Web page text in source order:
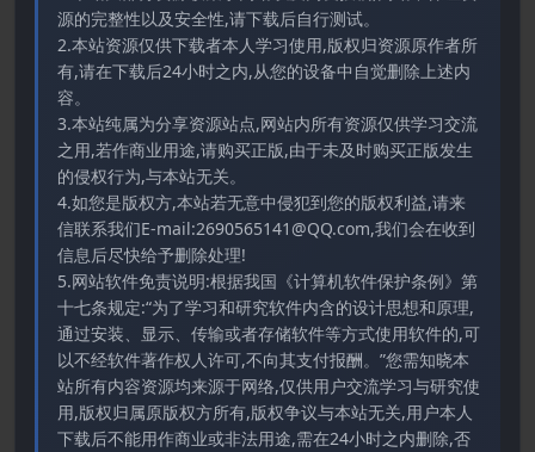
源的完整性以及安全性,请下载后自行测试。
2.本站资源仅供下载者本人学习使用,版权归资源原作者所
有,请在下载后24小时之内,从您的设备中自觉删除上述内
容。
3.本站纯属为分享资源站点,网站内所有资源仅供学习交流
之用,若作商业用途,请购买正版,由于未及时购买正版发生
的侵权行为,与本站无关。
4.如您是版权方,本站若无意中侵犯到您的版权利益,请来
信联系我们E-mail:2690565141@QQ.com,我们会在收到
信息后尽快给予删除处理!
5.网站软件免责说明:根据我国《计算机软件保护条例》第
十七条规定:“为了学习和研究软件内含的设计思想和原理,
通过安装、显示、传输或者存储软件等方式使用软件的,可
以不经软件著作权人许可,不向其支付报酬。”您需知晓本
站所有内容资源均来源于网络,仅供用户交流学习与研究使
用,版权归属原版权方所有,版权争议与本站无关,用户本人
下载后不能用作商业或非法用途,需在24小时之内删除,否